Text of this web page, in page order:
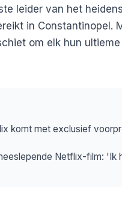
leider van het
in Constantinopel.
om elk hun
komt met exclusief
Netflix-film: 'Ik